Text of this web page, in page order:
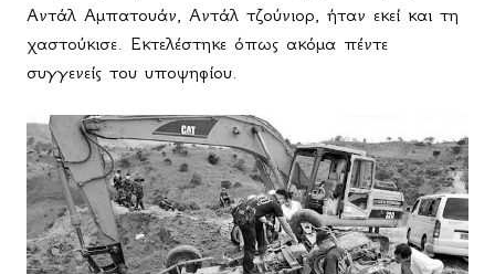
Αντάλ Αμπατουάν, Αντάλ τζούνιορ, ήταν εκεί και τη
χαστούκισε. Εκτελέστηκε όπως ακόμα πέντε
συγγενείς του υποψηφίου.